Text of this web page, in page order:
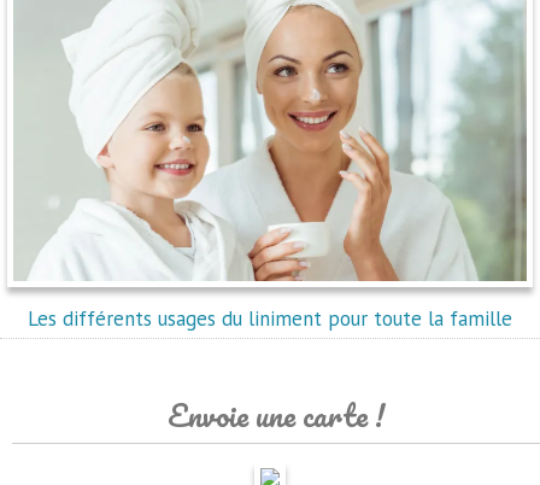
Les différents usages du liniment pour toute la famille
Envoie une carte !